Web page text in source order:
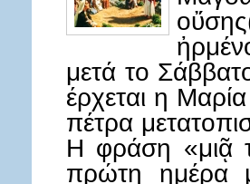
μετά το
έρχεται η
πέτρα
Η φράση «μιᾷ
πρώτη ημέρα